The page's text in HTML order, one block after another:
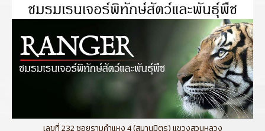
เลขที่ 232 ซอยรามคำแหง 4 (สมานมิตร) แขวงสวนหลวง